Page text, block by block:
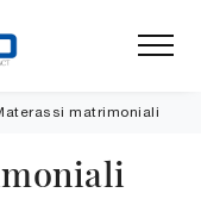
matrimoniali